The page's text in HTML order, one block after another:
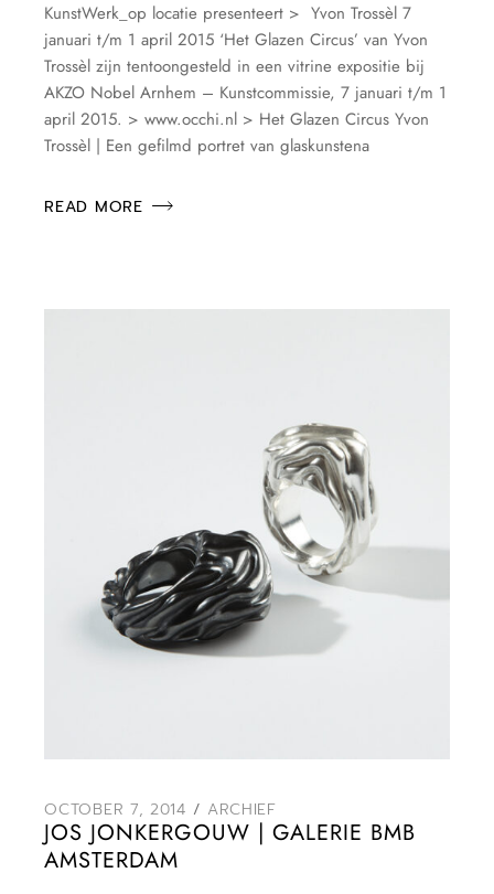
KunstWerk_op locatie presenteert > Yvon Trossèl 7
januari t/m 1 april 2015 ‘Het Glazen Circus’ van Yvon
Trossèl zijn tentoongesteld in een vitrine expositie bij
AKZO Nobel Arnhem – Kunstcommissie, 7 januari t/m 1
april 2015. > www.occhi.nl > Het Glazen Circus Yvon
Trossèl | Een gefilmd portret van glaskunstena
READ MORE
OCTOBER 7, 2014 ARCHIEF
JOS JONKERGOUW | GALERIE BMB
AMSTERDAM